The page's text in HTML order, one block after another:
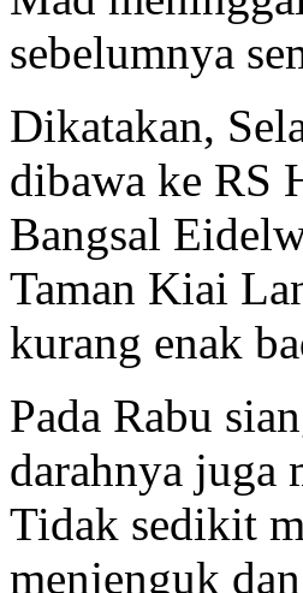
sebelumnya
Dikatakan,
dibawa ke RS
Bangsal
Taman Kiai
kurang enak
Pada Rabu
darahnya juga
Tidak sedikit
menjenguk